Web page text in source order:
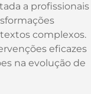
a profissionais
complexos.
eficazes
na evolução de